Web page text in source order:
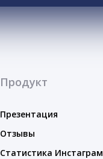
Продукт
Презентация
Отзывы
Статистика Инстаграм